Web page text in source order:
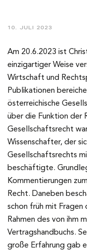
10. JULI 2023
Am 20.6.2023 ist
einzigartiger Weise
Wirtschaft und
Publikationen
österreichische
über die Funktion der
Gesellschaftsrecht
Wissenschafter, der
Gesellschaftsrechts
beschäftigte.
Kommentierungen
Recht. Daneben
schon früh mit
Rahmen des von ihm
Vertragshandbuchs.
große Erfahrung gab